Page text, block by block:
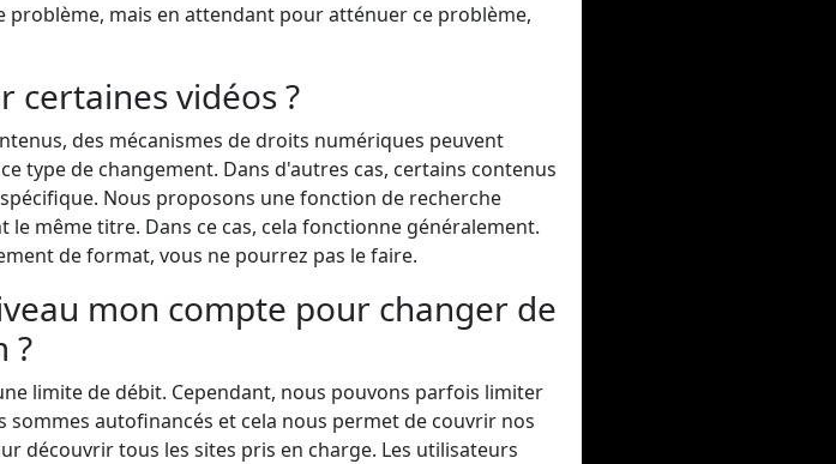
mais en attendant pour atténuer ce problème,
certaines vidéos ?
des mécanismes de droits numériques peuvent
type de changement. Dans d'autres cas, certains contenus
Nous proposons une fonction de recherche
même titre. Dans ce cas, cela fonctionne généralement.
de format, vous ne pourrez pas le faire.
mon compte pour changer de
?
limite de débit. Cependant, nous pouvons parfois limiter
autofinancés et cela nous permet de couvrir nos
découvrir tous les sites pris en charge. Les utilisateurs